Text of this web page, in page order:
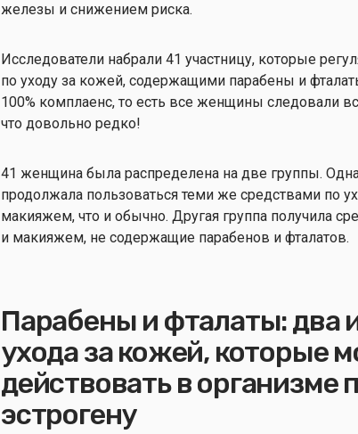
железы и снижением риска.
Исследователи набрали 41 участницу, которые
по уходу за кожей, содержащими парабены и
100% комплаенс, то есть все женщины следовали
что довольно редко!
41 женщина была распределена на две группы.
продолжала пользоваться теми же средствами по
макияжем, что и обычно. Другая группа получила
и макияжем, не содержащие парабенов и фталатов.
Парабены и фталаты: два
ухода за кожей, которые
действовать в организме
эстрогену